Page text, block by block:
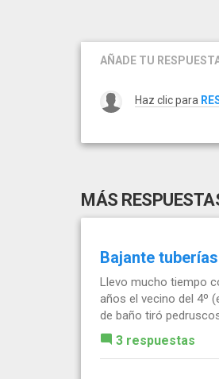
AÑADE TU
Haz clic para
MÁS
Bajante
Llevo mucho tiempo
años el vecino del 4º
de baño tiró
3 respuestas